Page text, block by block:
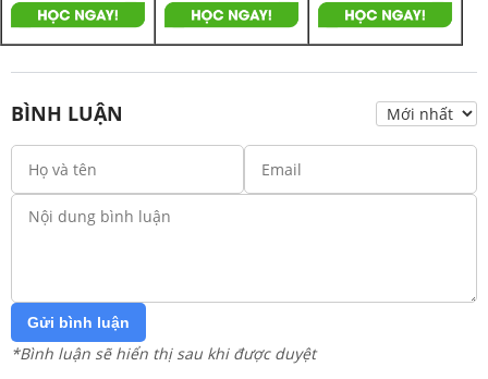
BÌNH LUẬN
Gửi bình luận
*Bình luận sẽ hiển thị sau khi được duyệt